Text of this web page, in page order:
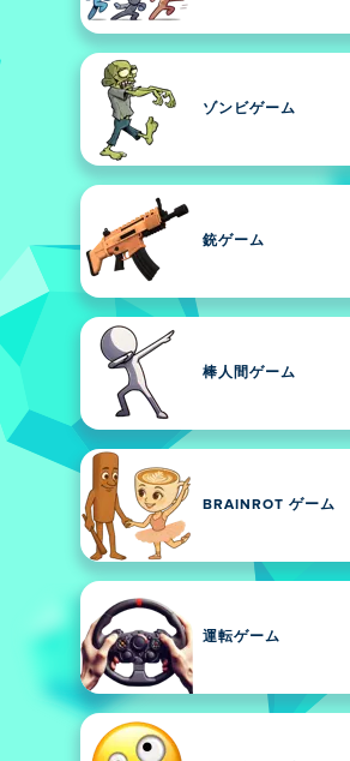
ゾンビゲーム
銃ゲーム
棒人間ゲーム
BRAINROT ゲーム
運転ゲーム